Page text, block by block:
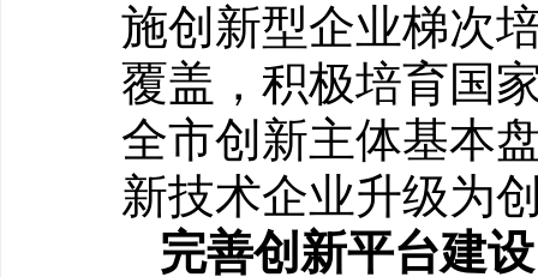
施创新型企业梯次
覆盖，积极培育国
全市创新主体基本
新技术企业升级为
完善创新平台建